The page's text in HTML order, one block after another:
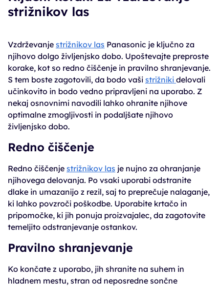
strižnikov las
Vzdrževanje strižnikov las Panasonic je ključno za
njihovo dolgo življenjsko dobo. Upoštevajte preproste
korake, kot so redno čiščenje in pravilno shranjevanje.
S tem boste zagotovili, da bodo vaši strižniki delovali
učinkovito in bodo vedno pripravljeni na uporabo. Z
nekaj osnovnimi navodili lahko ohranite njihove
optimalne zmogljivosti in podaljšate njihovo
življenjsko dobo.
Redno čiščenje
Redno čiščenje strižnikov las je nujno za ohranjanje
njihovega delovanja. Po vsaki uporabi odstranite
dlake in umazanijo z rezil, saj to preprečuje nalaganje,
ki lahko povzroči poškodbe. Uporabite krtačo in
pripomočke, ki jih ponuja proizvajalec, da zagotovite
temeljito odstranjevanje ostankov.
Pravilno shranjevanje
Ko končate z uporabo, jih shranite na suhem in
hladnem mestu, stran od neposredne sončne